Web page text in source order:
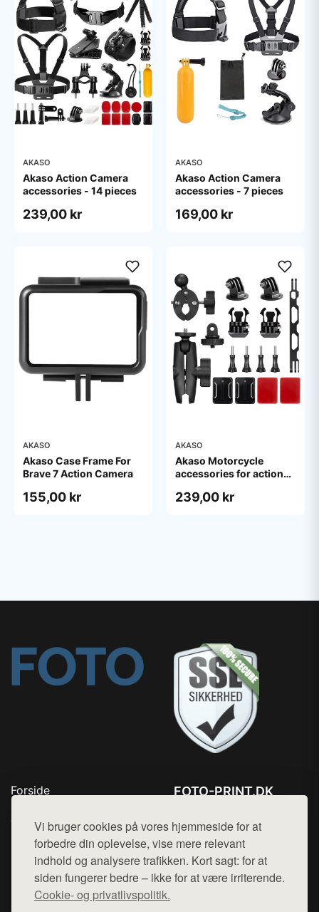
Vi bruger cookies på vores hjemmeside for at
forbedre din oplevelse, vise mere relevant
indhold og analysere trafikken. Kort sagt: for at
siden fungerer bedre – ikke for at være irriterende.
Cookie- og privatlivspolitik.
AKASO
Akaso Action Camera
accessories - 14 pieces
239,00 kr
AKASO
Akaso Action Camera
accessories - 7 pieces
169,00 kr
AKASO
Akaso Case Frame For
Brave 7 Action Camera
155,00 kr
AKASO
Akaso Motorcycle
accessories for action
239,00 kr
Forside
Top Rabatter
Kontakt
FOTO-PRINT.DK
Mail: hej@want.dk
Cookie- og privatlivspolitik